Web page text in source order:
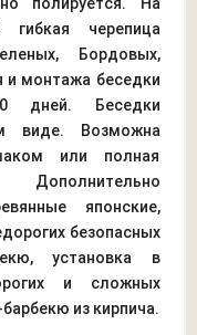
полируется. На
гибкая черепица
Бордовых,
и монтажа беседки
дней. Беседки
виде. Возможна
или полная
японские,
безопасных
установка в
и сложных
из кирпича.